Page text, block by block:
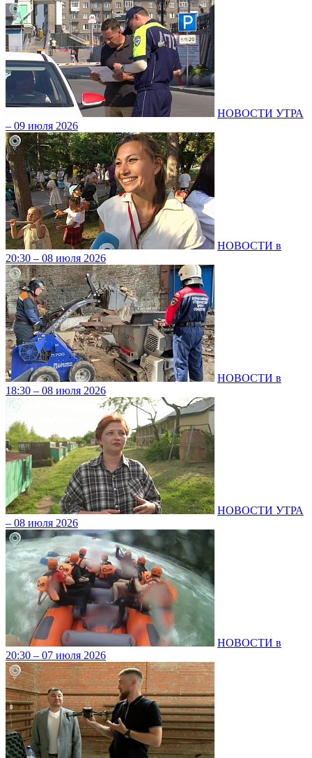
НОВОСТИ УТРА
– 09 июля 2026
НОВОСТИ в
20:30 – 08 июля 2026
НОВОСТИ в
18:30 – 08 июля 2026
НОВОСТИ УТРА
– 08 июля 2026
НОВОСТИ в
20:30 – 07 июля 2026